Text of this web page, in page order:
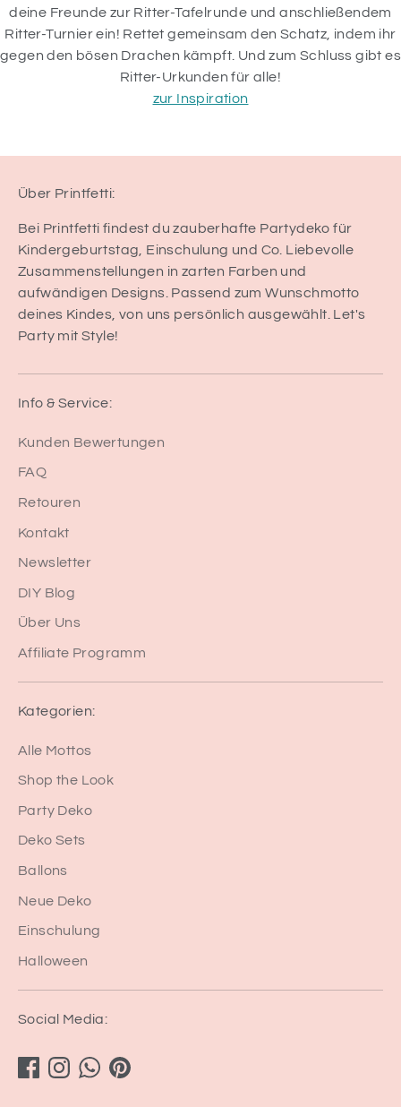
deine Freunde zur Ritter-Tafelrunde und anschließendem
Ritter-Turnier ein! Rettet gemeinsam den Schatz, indem ihr
gegen den bösen Drachen kämpft. Und zum Schluss gibt es
Ritter-Urkunden für alle!
zur Inspiration
Über Printfetti:
Bei Printfetti findest du zauberhafte Partydeko für
Kindergeburtstag, Einschulung und Co. Liebevolle
Zusammenstellungen in zarten Farben und
aufwändigen Designs. Passend zum Wunschmotto
deines Kindes, von uns persönlich ausgewählt. Let's
Party mit Style!
Info & Service:
Kunden Bewertungen
FAQ
Retouren
Kontakt
Newsletter
DIY Blog
Über Uns
Affiliate Programm
Kategorien:
Alle Mottos
Shop the Look
Party Deko
Deko Sets
Ballons
Neue Deko
Einschulung
Halloween
Social Media: